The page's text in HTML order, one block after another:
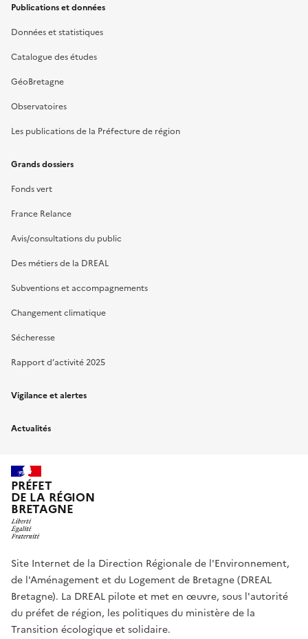
Publications et données
Données et statistiques
Catalogue des études
GéoBretagne
Observatoires
Les publications de la Préfecture de région
Grands dossiers
Fonds vert
France Relance
Avis/consultations du public
Des métiers de la DREAL
Subventions et accompagnements
Changement climatique
Sécheresse
Rapport d’activité 2025
Vigilance et alertes
Actualités
PRÉFET
DE LA RÉGION
BRETAGNE
Site Internet de la Direction Régionale de l'Environnement,
de l'Aménagement et du Logement de Bretagne (DREAL
Bretagne). La DREAL pilote et met en œuvre, sous l'autorité
du préfet de région, les politiques du ministère de la
Transition écologique et solidaire.